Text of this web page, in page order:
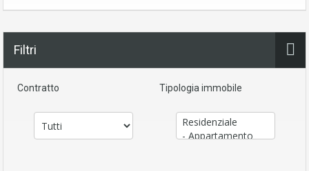
Filtri
Contratto Tipologia immobile